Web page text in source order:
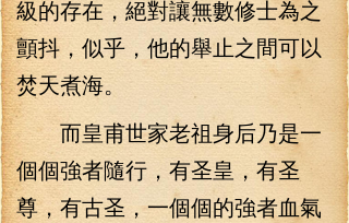
級的存在，絕對讓無數修士為之
顫抖，似乎，他的舉止之間可以
焚天煮海。
而皇甫世家老祖身后乃是一
個個強者隨行，有圣皇，有圣
尊，有古圣，一個個的強者血氣